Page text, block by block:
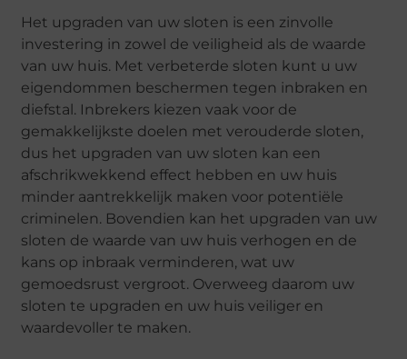
Het upgraden van uw sloten is een zinvolle
investering in zowel de veiligheid als de waarde
van uw huis. Met verbeterde sloten kunt u uw
eigendommen beschermen tegen inbraken en
diefstal. Inbrekers kiezen vaak voor de
gemakkelijkste doelen met verouderde sloten,
dus het upgraden van uw sloten kan een
afschrikwekkend effect hebben en uw huis
minder aantrekkelijk maken voor potentiële
criminelen. Bovendien kan het upgraden van uw
sloten de waarde van uw huis verhogen en de
kans op inbraak verminderen, wat uw
gemoedsrust vergroot. Overweeg daarom uw
sloten te upgraden en uw huis veiliger en
waardevoller te maken.